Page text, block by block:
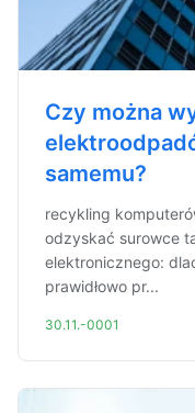
Czy można
samemu?
recykling
odzyskać surowce
elektronicznego:
prawidłowo pr...
30.11.-0001